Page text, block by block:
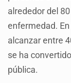
alrededor del
enfermedad.
alcanzar entre
se ha
pública.